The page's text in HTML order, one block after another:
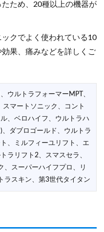
ため、20種以上の機器が
クでよく使われている10
果、痛みなどを詳しくご
ウルトラフォーマーMPT、
マートソニック、コント
、ベロハイフ、ウルトラハ
ダブロゴールド、ウルトラ
、ミルフィーユリフト、エ
ラリフト2、スマスセラ、
、スーパーハイフプロ、リ
ラスキン、第3世代タイタン